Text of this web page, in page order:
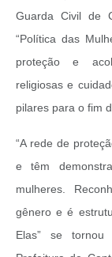
Guarda Civil de
“Política das
proteção e
religiosas e
pilares para o fim
“A rede de
e têm
mulheres.
gênero e é
Elas” se